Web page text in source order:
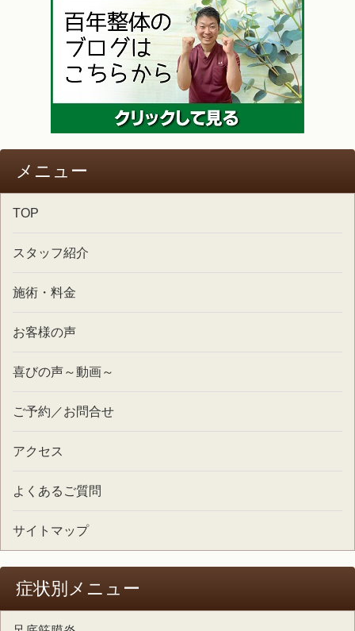
メニュー
TOP
スタッフ紹介
施術・料金
お客様の声
喜びの声～動画～
ご予約／お問合せ
アクセス
よくあるご質問
サイトマップ
症状別メニュー